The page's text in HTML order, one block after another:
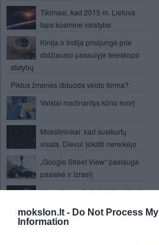
mokslon.lt - Do Not Process
Information
Tikimasi, kad 2015 m. Lietuva
taps kosmine valstybe
Kinija ir Indija prisijungė prie
didžiausio pasaulyje teleskopo
statybų
Piktus žmones išduoda veido forma?
Vaistai mažinantys kūno svorį
Mokslininkai: kad susikurtų
visata, Dievui įsikišti nereikėjo
„Google Street View“ paslauga
pasiekė ir Izraelį
Japonijos mokslininkai ruošiasi
Rusų planai vėl apsilankyti Veneroje